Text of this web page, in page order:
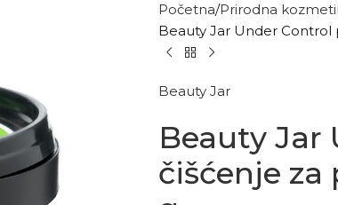
Početna Prirodna
Beauty Jar Under Control
Beauty Jar
Beauty Jar
čišćenje za